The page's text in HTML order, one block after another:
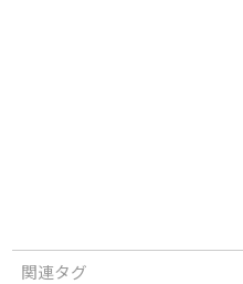
関連タグ